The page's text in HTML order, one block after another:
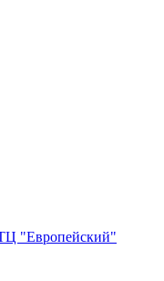
"Европейский"